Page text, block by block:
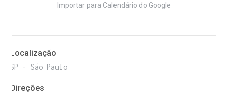
Importar para Calendário do Google
Localização
SP - São Paulo
Direções